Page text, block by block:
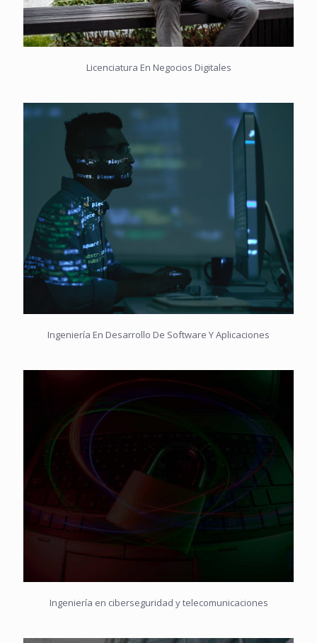
Licenciatura En Negocios Digitales
Ingeniería En Desarrollo De Software Y Aplicaciones
Ingeniería en ciberseguridad y telecomunicaciones